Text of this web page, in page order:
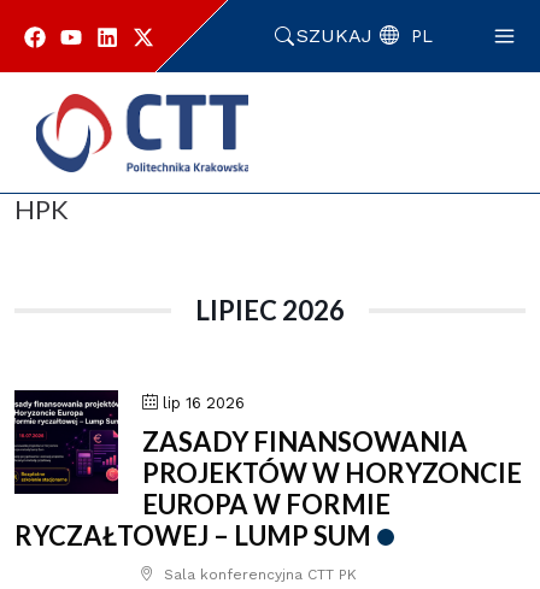
SZUKAJ PL
Strona główna Wydarzenia
HPK
LIPIEC 2026
lip 16 2026
ZASADY FINANSOWANIA
PROJEKTÓW W HORYZONCIE
EUROPA W FORMIE
RYCZAŁTOWEJ – LUMP SUM
Sala konferencyjna CTT PK